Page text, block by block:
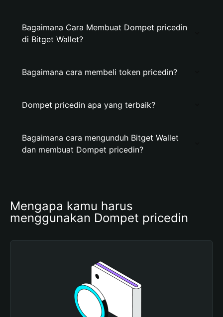
Bagaimana Cara Membuat Dompet pricedin
di Bitget Wallet?
Bagaimana cara membeli token pricedin?
Dompet pricedin apa yang terbaik?
Bagaimana cara mengunduh Bitget Wallet
dan membuat Dompet pricedin?
Mengapa kamu harus
menggunakan Dompet pricedin